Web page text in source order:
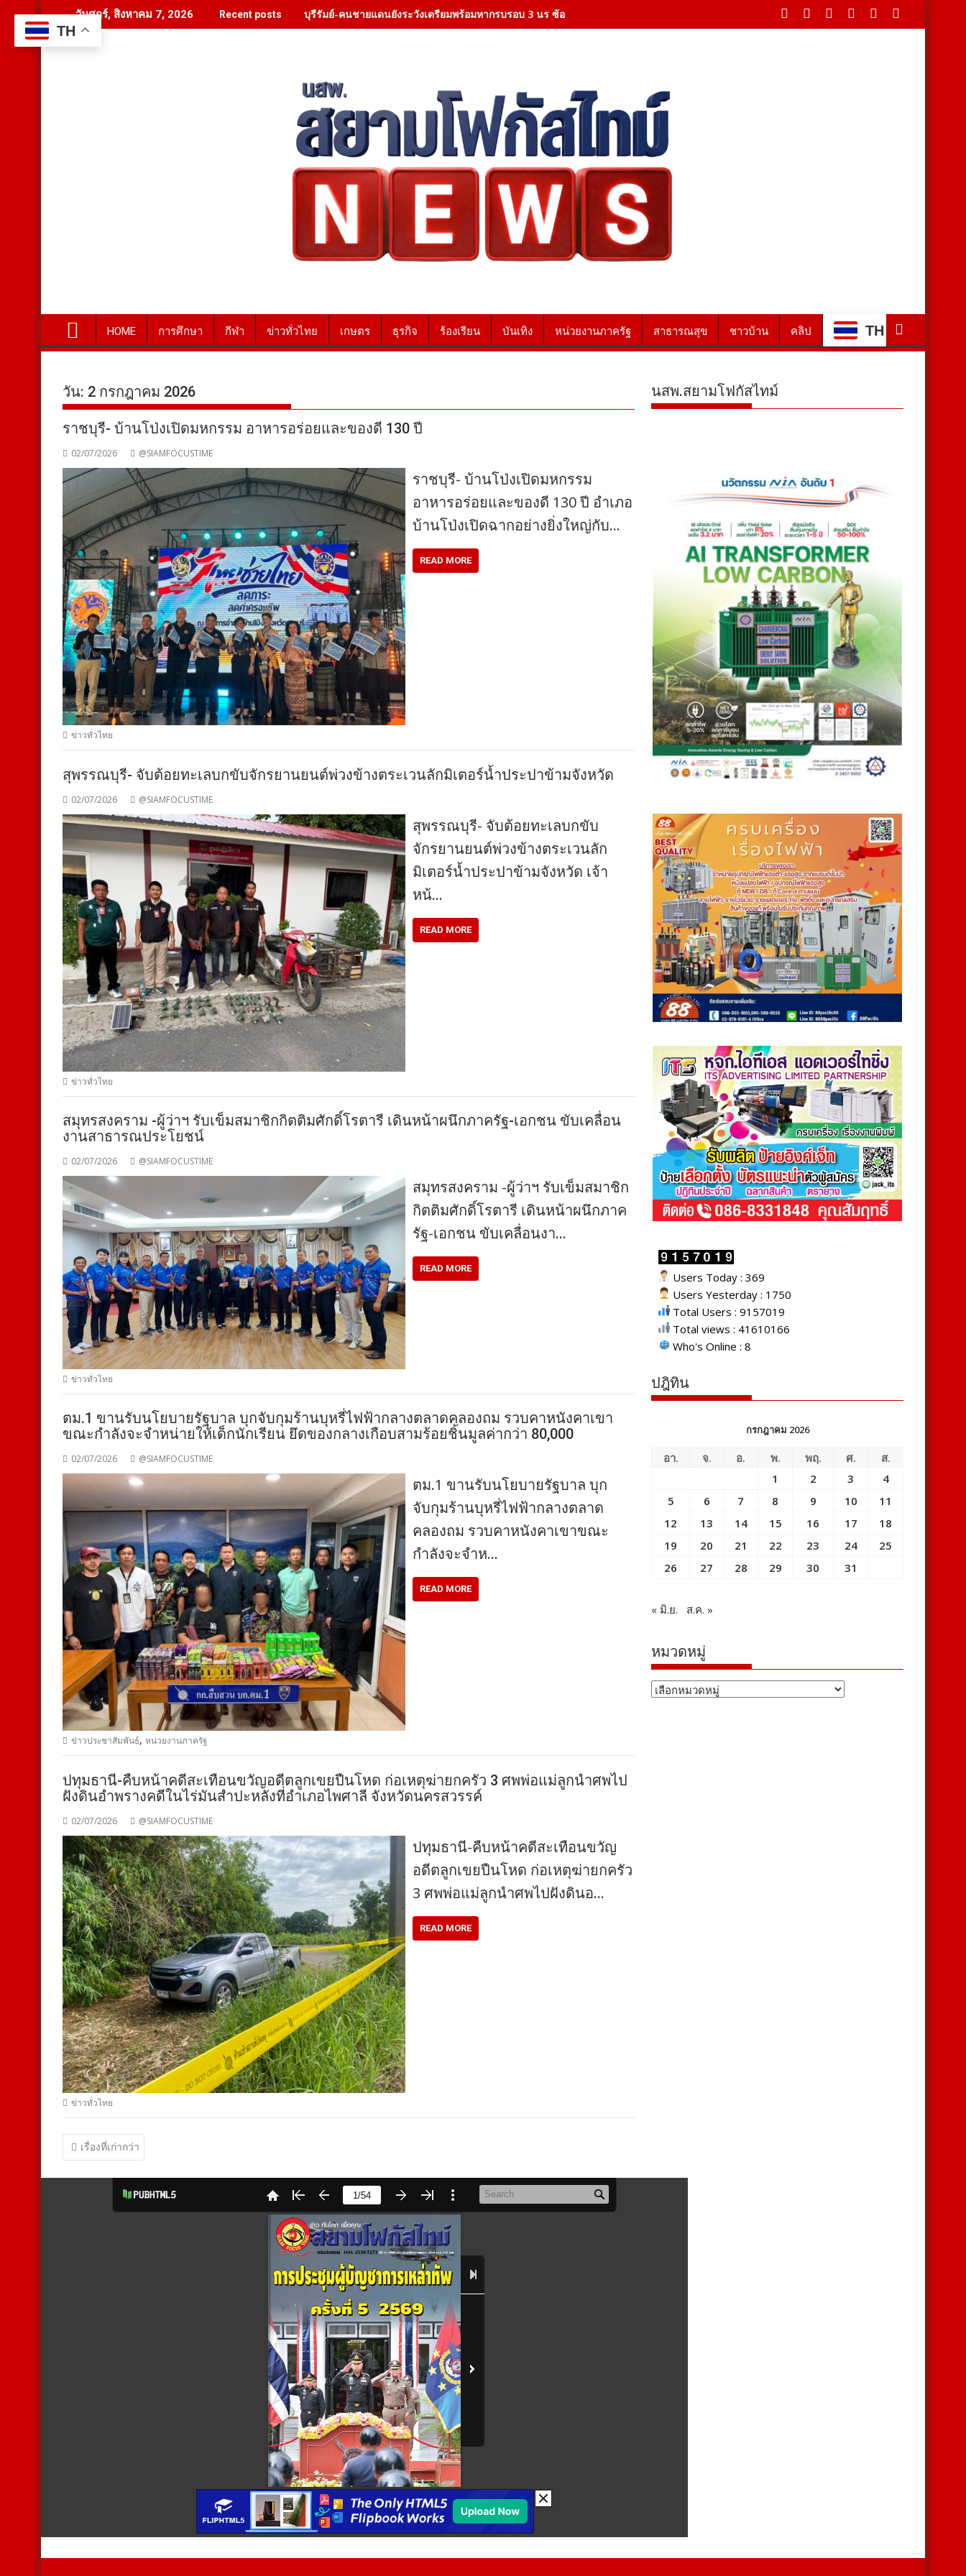
to
content
วันศุกร์, สิงหาคม 7, 2026 Recent posts บุรีรัมย์-คนชายแดนยังระวังเตรียมพร้อมหากรบรอบ 3 นร ซ้อมอพยพประจำ
HOME การศึกษา กีฬา ข่าวทั่วไทย เกษตร ธุรกิจ ร้องเรียน บันเทิง หน่วยงานภาครัฐ สาธารณสุข ชาวบ้าน คลิป TH
วัน: 2 กรกฎาคม 2026
ราชบุรี- บ้านโป่งเปิดมหกรรม อาหารอร่อยและของดี 130 ปี
02/07/2026 @SIAMFOCUSTIME
ราชบุรี- บ้านโป่งเปิดมหกรรม
อาหารอร่อยและของดี 130 ปี อำเภอ
บ้านโป่งเปิดฉากอย่างยิ่งใหญ่กับ…
READ MORE
ข่าวทั่วไทย
สุพรรณบุรี- จับต้อยทะเลบกขับจักรยานยนต์พ่วงข้างตระเวนลักมิเตอร์น้ำประปาข้ามจังหวัด
02/07/2026 @SIAMFOCUSTIME
สุพรรณบุรี- จับต้อยทะเลบกขับ
จักรยานยนต์พ่วงข้างตระเวนลัก
มิเตอร์น้ำประปาข้ามจังหวัด เจ้า
หน้…
READ MORE
ข่าวทั่วไทย
สมุทรสงคราม -ผู้ว่าฯ รับเข็มสมาชิกกิตติมศักดิ์โรตารี เดินหน้าผนึกภาครัฐ-เอกชน ขับเคลื่อน
งานสาธารณประโยชน์
02/07/2026 @SIAMFOCUSTIME
สมุทรสงคราม -ผู้ว่าฯ รับเข็มสมาชิก
กิตติมศักดิ์โรตารี เดินหน้าผนึกภาค
รัฐ-เอกชน ขับเคลื่อนงา…
READ MORE
ข่าวทั่วไทย
ตม.1 ขานรับนโยบายรัฐบาล บุกจับกุมร้านบุหรี่ไฟฟ้ากลางตลาดคลองถม รวบคาหนังคาเขา
ขณะกำลังจะจำหน่ายให้เด็กนักเรียน ยึดของกลางเกือบสามร้อยชิ้นมูลค่ากว่า 80,000
02/07/2026 @SIAMFOCUSTIME
ตม.1 ขานรับนโยบายรัฐบาล บุก
จับกุมร้านบุหรี่ไฟฟ้ากลางตลาด
คลองถม รวบคาหนังคาเขาขณะ
กำลังจะจำห…
READ MORE
ข่าวประชาสัมพันธ์, หน่วยงานภาครัฐ
ปทุมธานี-คืบหน้าคดีสะเทือนขวัญอดีตลูกเขยปืนโหด ก่อเหตุฆ่ายกครัว 3 ศพพ่อแม่ลูกนำศพไป
ฝังดินอำพรางคดีในไร่มันสำปะหลังที่อำเภอไพศาลี จังหวัดนครสวรรค์
02/07/2026 @SIAMFOCUSTIME
ปทุมธานี-คืบหน้าคดีสะเทือนขวัญ
อดีตลูกเขยปืนโหด ก่อเหตุฆ่ายกครัว
3 ศพพ่อแม่ลูกนำศพไปฝังดินอ…
READ MORE
ข่าวทั่วไทย
แนะแนว
เรื่อง
เรื่องที่เก่ากว่า
นสพ.สยามโฟกัสไทม์
Users Today : 369
Users Yesterday : 1750
Total Users : 9157019
Total views : 41610166
Who's Online : 8
ปฎิทิน
กรกฎาคม 2026
อา. จ. อ. พ. พฤ. ศ.
ส.
1
2 3
4
5
6 7 8 9 10
11
12
13 14 15 16 17
18
19
20 21 22 23 24
25
26
27 28 29 30 31
« มิ.ย. ส.ค. »
หมวดหมู่
หมวด
TH